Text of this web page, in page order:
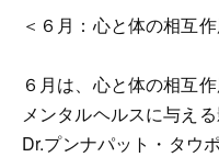
＜６月：心と体の相互作
６月は、心と体の相互
メンタルヘルスに与え
Dr.プンナパット・タウ